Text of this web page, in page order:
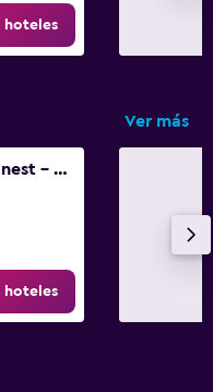
hoteles
Ver más
Water puppet nest - private and cozy space for you
hoteles